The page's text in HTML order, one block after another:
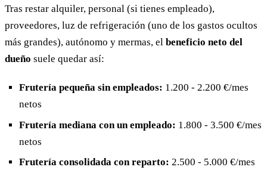
Tras restar alquiler, personal (si tienes empleado),
proveedores, luz de refrigeración (uno de los gastos ocultos
más grandes), autónomo y mermas, el beneficio neto del
dueño suele quedar así:
Frutería pequeña sin empleados: 1.200 - 2.200 €/mes
netos
Frutería mediana con un empleado: 1.800 - 3.500 €/mes
netos
Frutería consolidada con reparto: 2.500 - 5.000 €/mes